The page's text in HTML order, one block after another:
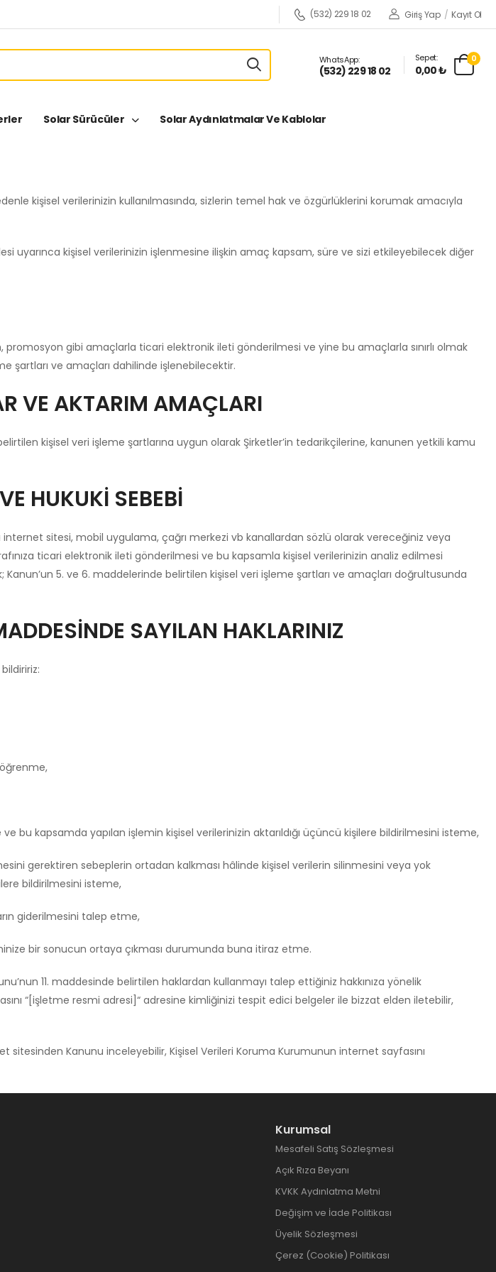
(532) 229 18 02 Giriş Yap / Kayıt Ol
WhatsApp:
(532) 229 18 02
Sepet:
0,00 ₺
0
Solar Sürücüler Solar Aydınlatmalar Ve Kablolar
kişisel verilerinizin kullanılmasında, sizlerin temel hak ve özgürlüklerini korumak amacıyla
uyarınca kişisel verilerinizin işlenmesine ilişkin amaç kapsam, süre ve sizi etkileyebilecek diğer
gibi amaçlarla ticari elektronik ileti gönderilmesi ve yine bu amaçlarla sınırlı olmak
şartları ve amaçları dahilinde işlenebilecektir.
VE AKTARIM AMAÇLARI
kişisel veri işleme şartlarına uygun olarak Şirketler’in tedarikçilerine, kanunen yetkili kamu
HUKUKİ SEBEBİ
sitesi, mobil uygulama, çağrı merkezi vb kanallardan sözlü olarak vereceğiniz veya
ticari elektronik ileti gönderilmesi ve bu kapsamla kişisel verilerinizin analiz edilmesi
Kanun’un 5. ve 6. maddelerinde belirtilen kişisel veri işleme şartları ve amaçları doğrultusunda
SAYILAN HAKLARINIZ
öğrenme,
bu kapsamda yapılan işlemin kişisel verilerinizin aktarıldığı üçüncü kişilere bildirilmesini isteme,
gerektiren sebeplerin ortadan kalkması hâlinde kişisel verilerin silinmesini veya yok
bildirilmesini isteme,
giderilmesini talep etme,
bir sonucun ortaya çıkması durumunda buna itiraz etme.
11. maddesinde belirtilen haklardan kullanmayı talep ettiğiniz hakkınıza yönelik
“[işletme resmi adresi]“ adresine kimliğinizi tespit edici belgeler ile bizzat elden iletebilir,
sitesinden Kanunu inceleyebilir, Kişisel Verileri Koruma Kurumunun internet sayfasını
Kurumsal
Mesafeli Satış Sözleşmesi
Açık Rıza Beyanı
KVKK Aydınlatma Metni
Değişim ve İade Politikası
Üyelik Sözleşmesi
Çerez (Cookie) Politikası